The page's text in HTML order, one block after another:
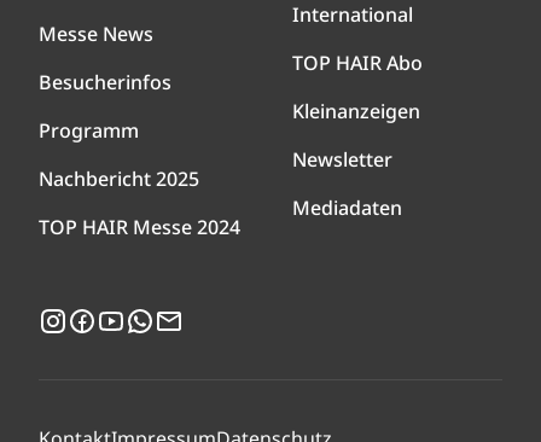
Messe News
Besucherinfos
Programm
Nachbericht 2025
TOP HAIR Messe 2024
International
TOP HAIR Abo
Kleinanzeigen
Newsletter
Mediadaten
Instagram
Facebook
YouTubeWhatsApp